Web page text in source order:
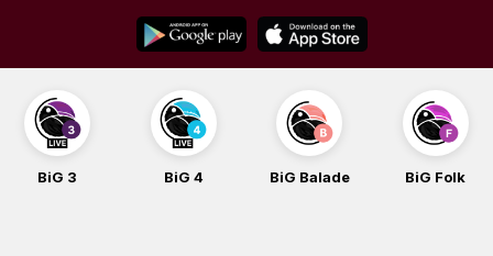
content
BiG 3 BiG 4 BiG Balade BiG Folk